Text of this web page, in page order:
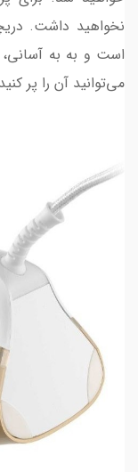
نخواهید داشت.
است و به به آسانی،
می‌توانید آن را پر